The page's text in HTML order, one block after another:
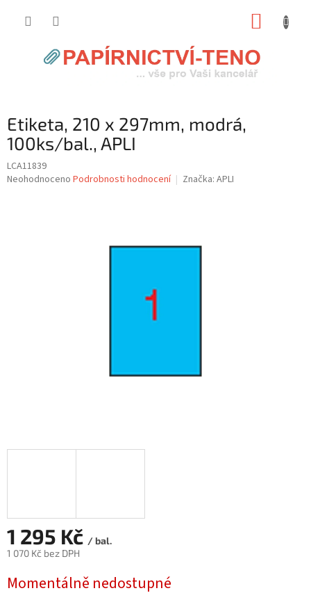
Etiketa, 210 x 297mm, modrá,
100ks/bal., APLI
LCA11839
Průměrné
Neohodnoceno Podrobnosti hodnocení Značka: APLI
1 295 Kč / bal.
1 070 Kč bez DPH
cena:
Momentálně nedostupné